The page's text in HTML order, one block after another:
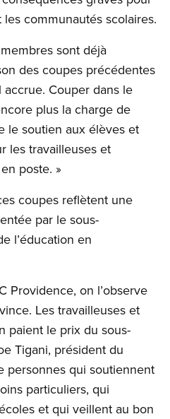
communautés scolaires.
sont déjà
des coupes précédentes
Couper dans le
plus la charge de
le soutien aux élèves et
les travailleuses et
poste. »
coupes reflètent une
par le sous-
l’éducation en
Providence, on l’observe
Les travailleuses et
paient le prix du sous-
Tigani, président du
personnes qui soutiennent
particuliers, qui
et qui veillent au bon